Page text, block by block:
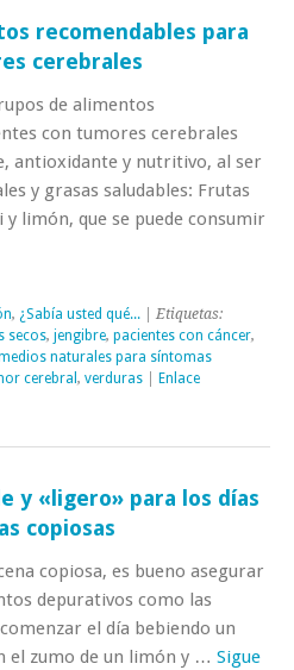
recomendables para
cerebrales
de alimentos
con tumores cerebrales
antioxidante y nutritivo, al ser
y grasas saludables: Frutas
limón, que se puede consumir
, ¿Sabía usted qué... | Etiquetas:
secos, jengibre, pacientes con cáncer,
naturales para síntomas
cerebral , verduras
Enlace
y «ligero» para los días
copiosas
copiosa, es bueno asegurar
depurativos como las
el día bebiendo un
el zumo de un limón y … Sigue